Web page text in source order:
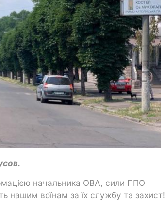
начальника ОВА, сили ППО
нашим воїнам за їх службу та захист!